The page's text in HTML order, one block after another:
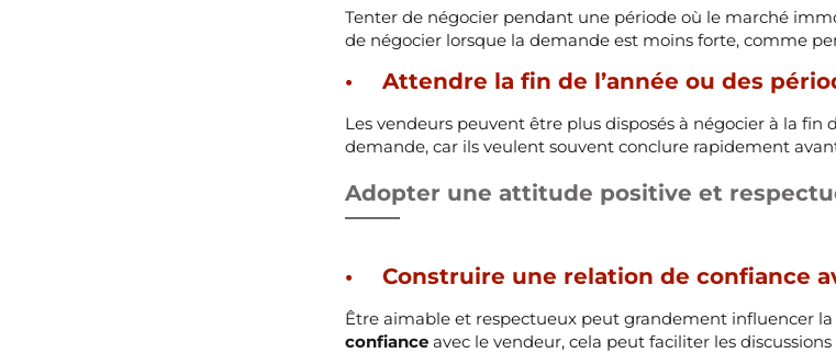
Tenter de négocier pendant une période où le marché
de négocier lorsque la demande est moins forte, comme
Attendre la fin de l’année ou des
Les vendeurs peuvent être plus disposés à négocier à la fin
demande, car ils veulent souvent conclure rapidement
Adopter une attitude positive et
Construire une relation de confiance
Être aimable et respectueux peut grandement influencer
confiance avec le vendeur, cela peut faciliter les